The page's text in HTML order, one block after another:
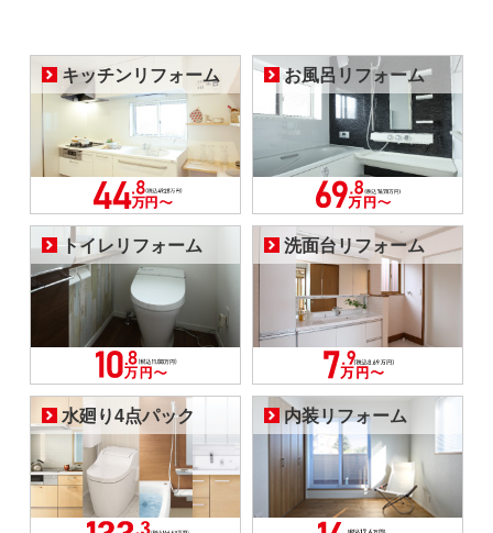
キッチンリフォーム お風呂リフォーム
トイレリフォーム 洗面台リフォーム
水廻り4点パック 内装リフォーム